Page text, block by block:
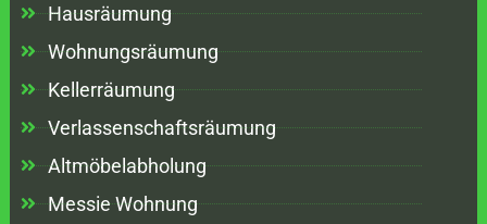
Hausräumung
Wohnungsräumung
Kellerräumung
Verlassenschaftsräumung
Altmöbelabholung
Messie Wohnung